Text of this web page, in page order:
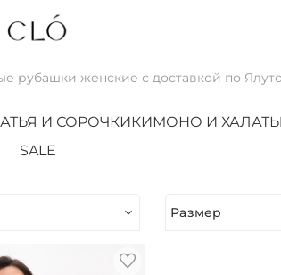
рубашки женские с доставкой по
И СОРОЧКИКИМОНО И ХАЛАТЫ
SALE
Размер